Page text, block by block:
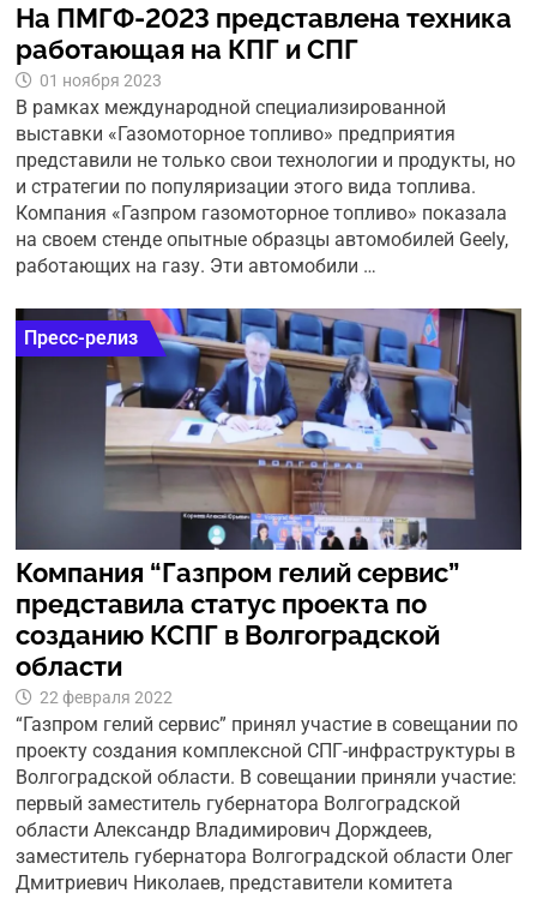
На ПМГФ-2023 представлена техника
работающая на КПГ и СПГ
01 ноября 2023
В рамках международной специализированной
выставки «Газомоторное топливо» предприятия
представили не только свои технологии и продукты, но
и стратегии по популяризации этого вида топлива.
Компания «Газпром газомоторное топливо» показала
на своем стенде опытные образцы автомобилей Geely,
работающих на газу. Эти автомобили …
Пресс-релиз
Компания “Газпром гелий сервис”
представила статус проекта по
созданию КСПГ в Волгоградской
области
22 февраля 2022
“Газпром гелий сервис” принял участие в совещании по
проекту создания комплексной СПГ-инфраструктуры в
Волгоградской области. В совещании приняли участие:
первый заместитель губернатора Волгоградской
области Александр Владимирович Дорждеев,
заместитель губернатора Волгоградской области Олег
Дмитриевич Николаев, представители комитета